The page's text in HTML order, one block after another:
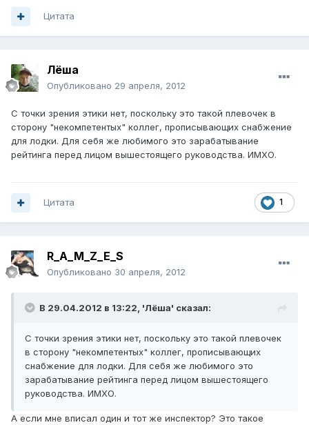
Цитата
Лёша
Опубликовано 29 апреля, 2012
С точки зрения этики нет, поскольку это такой плевочек в
сторону "некомпетентых" коллег, прописывающих снабжение
для лодки. Для себя же любимого это зарабатывание
рейтинга перед лицом вышестоящего руководства. ИМХО.
1
Цитата
R_A_M_Z_E_S
Опубликовано 30 апреля, 2012
В 29.04.2012 в 13:22, 'Лёша' сказал:
С точки зрения этики нет, поскольку это такой плевочек
в сторону "некомпетентых" коллег, прописывающих
снабжение для лодки. Для себя же любимого это
зарабатывание рейтинга перед лицом вышестоящего
руководства. ИМХО.
А если мне вписал один и тот же инспектор? Это такое